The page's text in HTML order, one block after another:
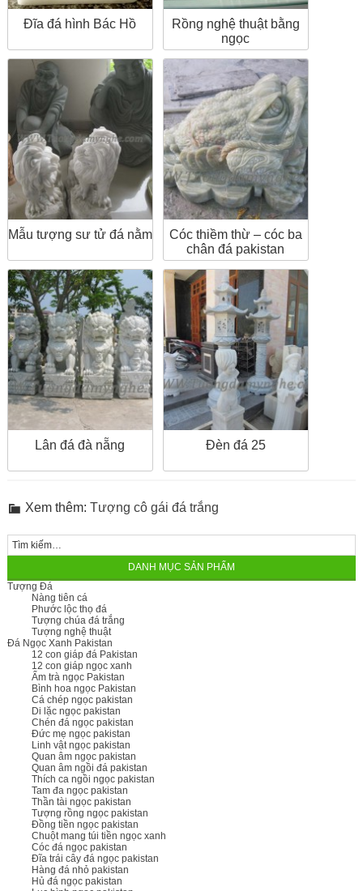
Đĩa đá hình Bác Hồ
Rồng nghệ thuật bằng
ngọc
Mẫu tượng sư tử đá nằm
Cóc thiềm thừ – cóc ba
chân đá pakistan
Lân đá đà nẵng Đèn đá 25
Xem thêm: Tượng cô gái đá trắng
DANH MỤC SẢN PHẨM
Tượng Đá
Nàng tiên cá
Phước lộc thọ đá
Tượng chúa đá trắng
Tượng nghệ thuật
Đá Ngọc Xanh Pakistan
12 con giáp đá Pakistan
12 con giáp ngọc xanh
Ấm trà ngọc Pakistan
Bình hoa ngọc Pakistan
Cá chép ngọc pakistan
Di lặc ngọc pakistan
Chén đá ngọc pakistan
Đức mẹ ngọc pakistan
Linh vật ngọc pakistan
Quan âm ngọc pakistan
Quan âm ngồi đá pakistan
Thích ca ngồi ngọc pakistan
Tam đa ngọc pakistan
Thần tài ngọc pakistan
Tượng rồng ngọc pakistan
Đồng tiền ngọc pakistan
Chuột mang túi tiền ngọc xanh
Cóc đá ngọc pakistan
Đĩa trái cây đá ngọc pakistan
Hàng đá nhỏ pakistan
Hủ đá ngọc pakistan